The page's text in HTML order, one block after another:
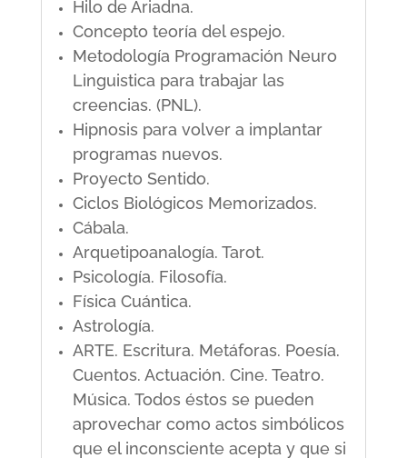
Hilo de Ariadna.
Concepto teoría del espejo.
Metodología Programación Neuro
Linguistica para trabajar las
creencias. (PNL).
Hipnosis para volver a implantar
programas nuevos.
Proyecto Sentido.
Ciclos Biológicos Memorizados.
Cábala.
Arquetipoanalogía. Tarot.
Psicología. Filosofía.
Física Cuántica.
Astrología.
ARTE. Escritura. Metáforas. Poesía.
Cuentos. Actuación. Cine. Teatro.
Música. Todos éstos se pueden
aprovechar como actos simbólicos
que el inconsciente acepta y que si